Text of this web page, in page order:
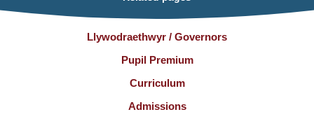
Llywodraethwyr / Governors
Pupil Premium
Curriculum
Admissions